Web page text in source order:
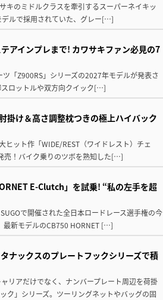
キのミドルクラスを牽引するスーパーネイキッ
ルで採用されていた、グレー[…]
アインプレまで! カワサキファン必見の7
「Z900RS」シリーズの2027年モデルが発表さ
ロットルや双方向クイック[…]
掛け＆高さ調整枕つきの極上ハイバック
ット作「WIDE/REST（ワイドレスト）チェ
売！バイク乗りのツボを熟知した[…]
E-Clutch」を試乗! “私の左手を超
で開催された全日本ロードレース選手権の今
最新モデルのCB750 HORNET […]
ナックスのプレートフックシリーズで積
リアだけでなく、ナンバープレート周辺を荷掛
ク」シリーズ。ツーリングネットやバッグの固